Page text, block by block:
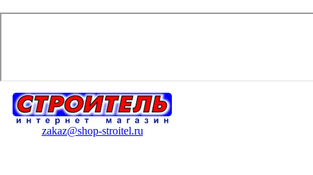
zakaz@shop-stroitel.ru